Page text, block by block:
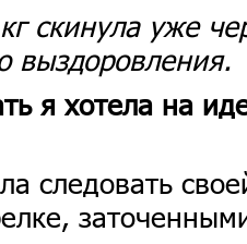
скинула уже
я хотела на
следовать